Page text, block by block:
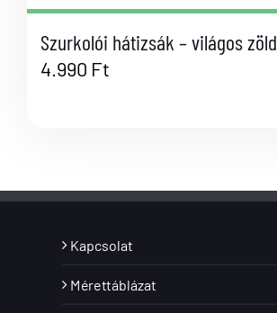
Szurkolói hátizsák – világos zöld
4.990 Ft
Kapcsolat
Mérettáblázat